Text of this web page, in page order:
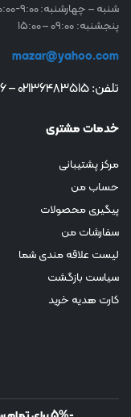
شنبه – چهارشنبه: 9:00-20:00
پنجشنبه: 09:00 – 15:00
mazar@yahoo.com
تلفن: 02136483515 – 02136056296
خدمات مشتری
مرکز پشتیبانی
حساب من
پیگیری محصولات
سفارشات من
لیست علاقه مندی شما
سیاست بازگشت
کارت هدیه خرید